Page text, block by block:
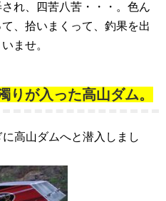
れ、四苦八苦・・・。色ん
、拾いまくって、釣果を出
ませ。
りが入った高山ダム。
高山ダムへと潜入しまし